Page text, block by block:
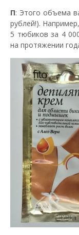
П: Этого объема
рублей!).
5 тюбиков за 4
на протяжении